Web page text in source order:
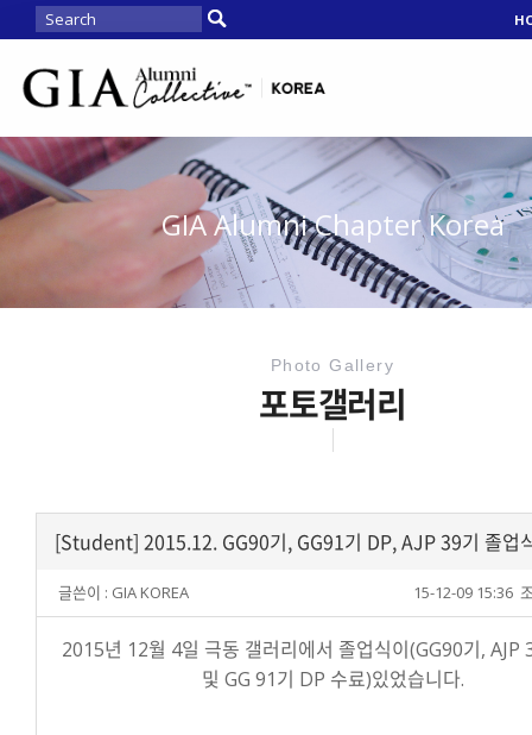
GIA Alumni Chapter Korea
Photo Gallery
포토갤러리
[Student] 2015.12. GG90기, GG91기 DP, AJP 39기 졸업
글쓴이 : GIA KOREA 15-12-09 15:36
2015년 12월 4일 극동 갤러리에서 졸업식이(GG90기, AJP
및 GG 91기 DP 수료)있었습니다.